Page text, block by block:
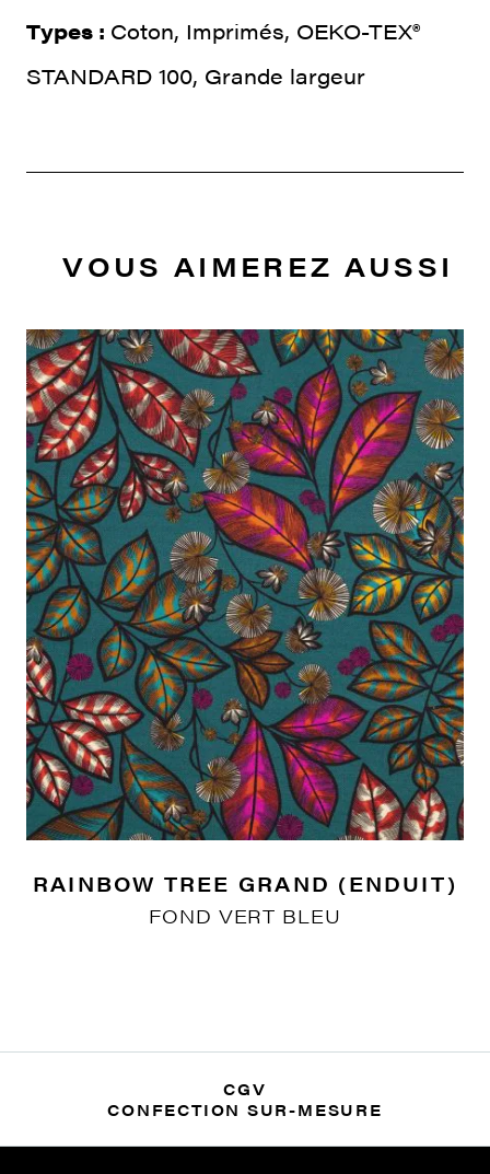
Types : Coton, Imprimés, OEKO-TEX®
STANDARD 100, Grande largeur
VOUS AIMEREZ AUSSI
RAINBOW TREE GRAND (ENDUIT)
FOND VERT BLEU
CGV
CONFECTION SUR-MESURE